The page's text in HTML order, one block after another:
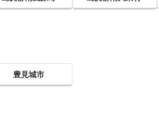
豊見城市